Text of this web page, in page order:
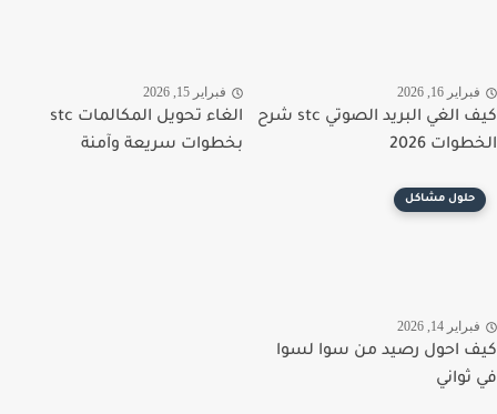
16, 2026
كيف الغي البريد الصوتي stc شرح
2026
فبراير 15, 2026
الغاء تحويل المكالمات stc
بخطوات سريعة وآمنة
حلول مشاكل
14, 2026
احول رصيد من سوا لسوا